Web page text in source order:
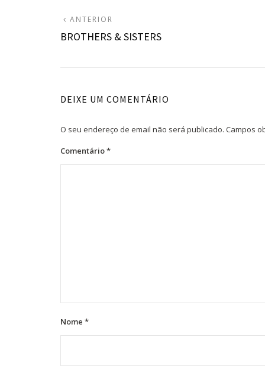
Navegação
de
artigos
ANTERIOR
ANTERIOR:
BROTHERS & SISTERS
DEIXE UM COMENTÁRIO
O seu endereço de email não será publicado. Campos
Comentário*
Nome *